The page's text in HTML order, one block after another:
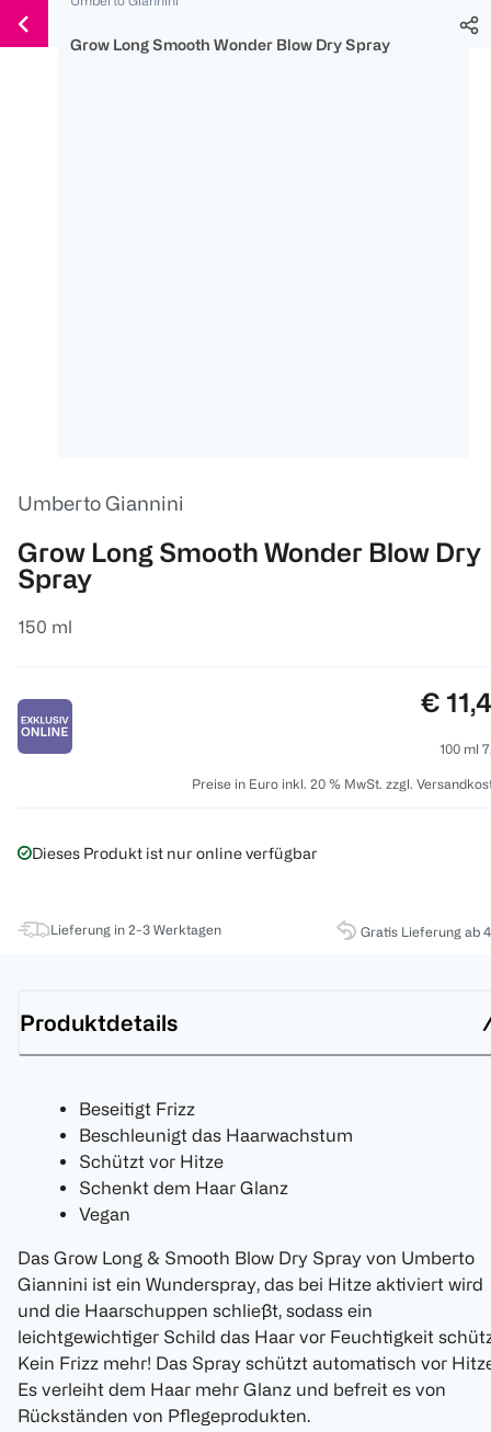
150 Ös
300 Ös
500 Ös
Weiter
zum
Grow Long Smooth Wonder Blow Dry Spray
Umberto Giannini
Grow Long Smooth Wonder Blow Dry
Spray
150 ml
Preis:
€
100 ml
Preise in Euro inkl. 20 % MwSt. zzgl.
Dieses Produkt ist nur online verfügbar
Lieferung in 2-3 Werktagen Gratis Lieferung ab
Produktdetails
Beseitigt Frizz
Beschleunigt das Haarwachstum
Schützt vor Hitze
Schenkt dem Haar Glanz
Vegan
Das Grow Long & Smooth Blow Dry Spray von Umberto
Giannini ist ein Wunderspray, das bei Hitze aktiviert wird
und die Haarschuppen schließt, sodass ein
leichtgewichtiger Schild das Haar vor Feuchtigkeit
Kein Frizz mehr! Das Spray schützt automatisch vor
Es verleiht dem Haar mehr Glanz und befreit es von
Rückständen von Pflegeprodukten.